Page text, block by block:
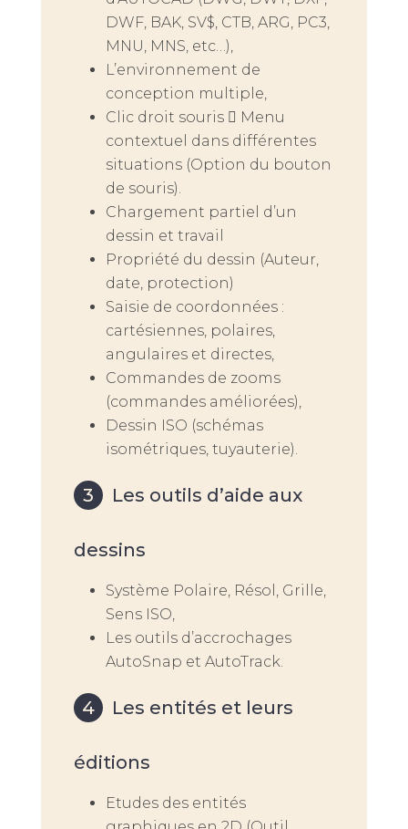
DWF, BAK, SV$, CTB, ARG, PC3,
MNU, MNS, etc…),
L’environnement de
conception multiple,
Clic droit souris  Menu
contextuel dans différentes
situations (Option du bouton
de souris).
Chargement partiel d’un
dessin et travail
Propriété du dessin (Auteur,
date, protection)
Saisie de coordonnées :
cartésiennes, polaires,
angulaires et directes,
Commandes de zooms
(commandes améliorées),
Dessin ISO (schémas
isométriques, tuyauterie).
Les outils d’aide aux
dessins
Système Polaire, Résol, Grille,
Sens ISO,
Les outils d’accrochages
AutoSnap et AutoTrack.
Les entités et leurs
éditions
Etudes des entités